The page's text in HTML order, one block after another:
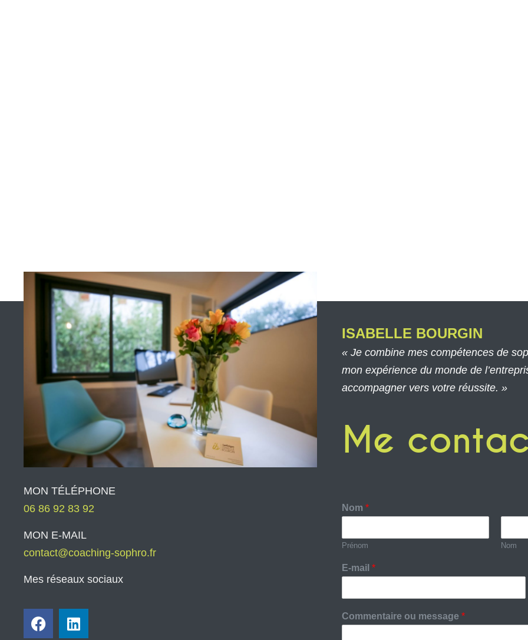
ISABELLE BOURGIN
« Je combine mes compétences de
mon expérience du monde de
accompagner vers votre réussite. »
Me
MON TÉLÉPHONE
06 86 92 83 92
MON E-MAIL
contact@coaching-sophro.fr
Mes réseaux sociaux
Nom *
Prénom Nom
E-mail *
Commentaire ou message *